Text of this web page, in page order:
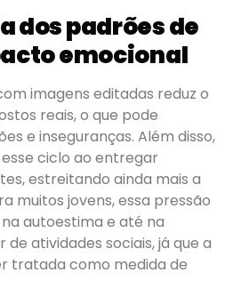
dos padrões de
emocional
imagens editadas reduz o
reais, o que pode
e inseguranças. Além disso,
ciclo ao entregar
estreitando ainda mais a
muitos jovens, essa pressão
autoestima e até na
atividades sociais, já que a
tratada como medida de